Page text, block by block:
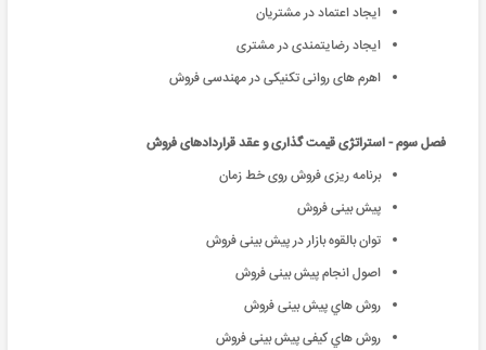
ایجاد اعتماد در مشتریان
ایجاد رضایتمندی در مشتری
اهرم های روانی تکنیکی در مهندسی فروش
فصل سوم - استراتژی قیمت گذاری و عقد قراردادهای فروش
برنامه ریزی فروش روی خط زمان
پیش بینی فروش
توان بالقوه بازار در پیش بینی فروش
اصول انجام پیش بینی فروش
روش ﻫﺎي ﭘﯿﺶ ﺑﯿﻨﯽ ﻓﺮوش
روش ﻫﺎي ﮐﯿﻔﯽ ﭘﯿﺶ ﺑﯿﻨﯽ ﻓﺮوش